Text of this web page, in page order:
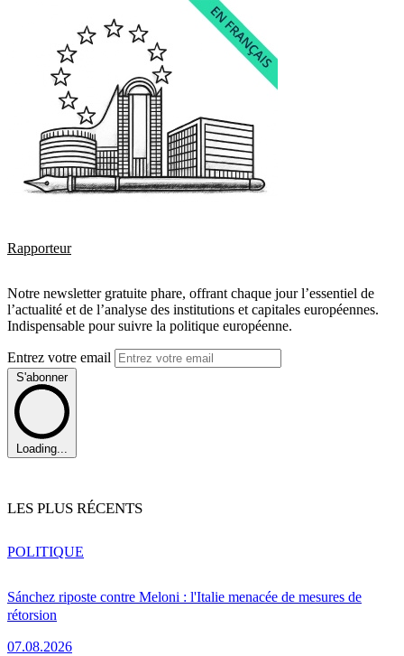
Rapporteur
Notre newsletter gratuite phare, offrant chaque jour l’essentiel de
l’actualité et de l’analyse des institutions et capitales européennes.
Indispensable pour suivre la politique européenne.
Entrez votre email
S'abonner
Loading...
LES PLUS RÉCENTS
Sánchez riposte contre Meloni : l'Italie menacée de mesures de
rétorsion
07.08.2026
POLITIQUE